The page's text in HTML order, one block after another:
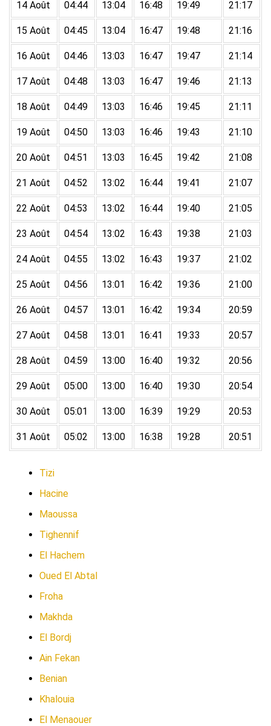
14 Août 04:44 13:04 16:48 19:49 21:17
15 Août 04:45 13:04 16:47 19:48 21:16
16 Août 04:46 13:03 16:47 19:47 21:14
17 Août 04:48 13:03 16:47 19:46 21:13
18 Août 04:49 13:03 16:46 19:45 21:11
19 Août 04:50 13:03 16:46 19:43 21:10
20 Août 04:51 13:03 16:45 19:42 21:08
21 Août 04:52 13:02 16:44 19:41 21:07
22 Août 04:53 13:02 16:44 19:40 21:05
23 Août 04:54 13:02 16:43 19:38 21:03
24 Août 04:55 13:02 16:43 19:37 21:02
25 Août 04:56 13:01 16:42 19:36 21:00
26 Août 04:57 13:01 16:42 19:34 20:59
27 Août 04:58 13:01 16:41 19:33 20:57
28 Août 04:59 13:00 16:40 19:32 20:56
29 Août 05:00 13:00 16:40 19:30 20:54
30 Août 05:01 13:00 16:39 19:29 20:53
31 Août 05:02 13:00 16:38 19:28 20:51
Tizi
Hacine
Maoussa
Tighennif
El Hachem
Oued El Abtal
Froha
Makhda
El Bordj
Ain Fekan
Benian
Khalouia
El Menaouer